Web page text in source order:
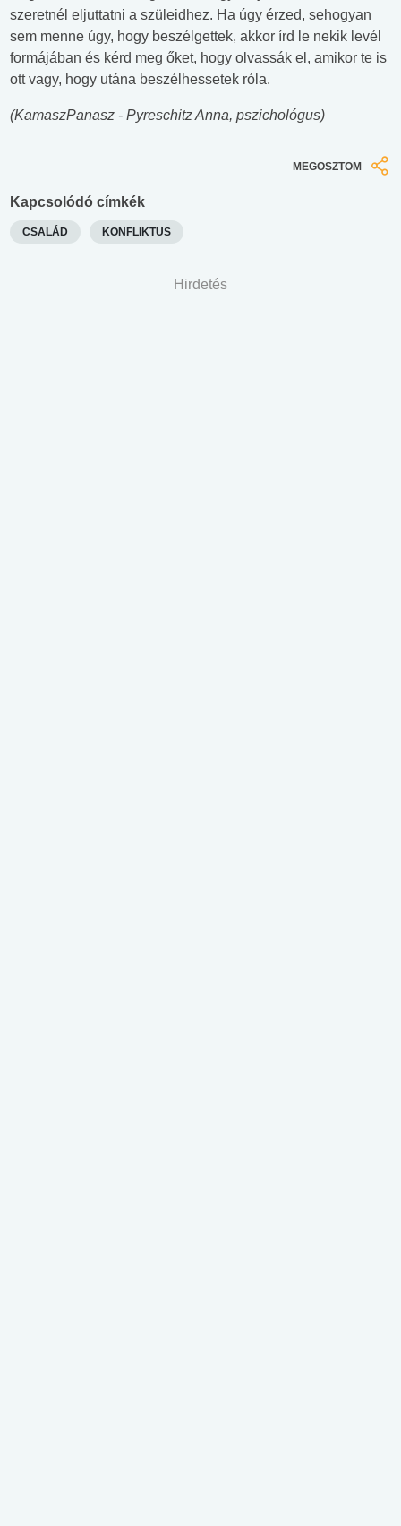
szeretnél eljuttatni a szüleidhez. Ha úgy érzed, sehogyan
sem menne úgy, hogy beszélgettek, akkor írd le nekik levél
formájában és kérd meg őket, hogy olvassák el, amikor te is
ott vagy, hogy utána beszélhessetek róla.
(KamaszPanasz - Pyreschitz Anna, pszichológus)
MEGOSZTOM
Kapcsolódó címkék
CSALÁD KONFLIKTUS
Hirdetés